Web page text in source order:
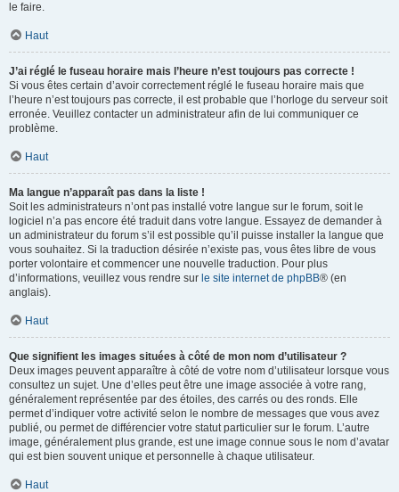
le faire.
Haut
J’ai réglé le fuseau horaire mais l’heure n’est toujours pas correcte !
Si vous êtes certain d’avoir correctement réglé le fuseau horaire mais que
l’heure n’est toujours pas correcte, il est probable que l’horloge du serveur soit
erronée. Veuillez contacter un administrateur afin de lui communiquer ce
problème.
Haut
Ma langue n’apparaît pas dans la liste !
Soit les administrateurs n’ont pas installé votre langue sur le forum, soit le
logiciel n’a pas encore été traduit dans votre langue. Essayez de demander à
un administrateur du forum s’il est possible qu’il puisse installer la langue que
vous souhaitez. Si la traduction désirée n’existe pas, vous êtes libre de vous
porter volontaire et commencer une nouvelle traduction. Pour plus
d’informations, veuillez vous rendre sur le site internet de phpBB® (en
anglais).
Haut
Que signifient les images situées à côté de mon nom d’utilisateur ?
Deux images peuvent apparaître à côté de votre nom d’utilisateur lorsque vous
consultez un sujet. Une d’elles peut être une image associée à votre rang,
généralement représentée par des étoiles, des carrés ou des ronds. Elle
permet d’indiquer votre activité selon le nombre de messages que vous avez
publié, ou permet de différencier votre statut particulier sur le forum. L’autre
image, généralement plus grande, est une image connue sous le nom d’avatar
qui est bien souvent unique et personnelle à chaque utilisateur.
Haut